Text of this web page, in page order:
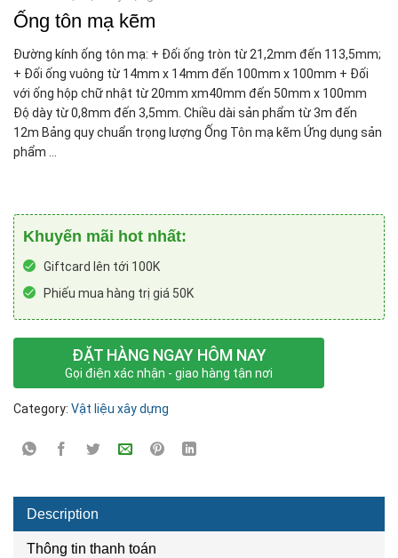
Ống tôn mạ kẽm
Đường kính ống tôn mạ: + Đối ống tròn từ 21,2mm đến 113,5mm;
+ Đối ống vuông từ 14mm x 14mm đến 100mm x 100mm + Đối
với ống hộp chữ nhật từ 20mm xm40mm đến 50mm x 100mm
Độ dày từ 0,8mm đến 3,5mm. Chiều dài sản phẩm từ 3m đến
12m Bảng quy chuẩn trọng lượng Ống Tôn mạ kẽm Ứng dụng sản
phẩm …
Khuyến mãi hot nhất:
Giftcard lên tới 100K
Phiếu mua hàng trị giá 50K
ĐẶT HÀNG NGAY HÔM NAY
Gọi điện xác nhận - giao hàng tận nơi
Category: Vật liệu xây dựng
Description
Thông tin thanh toán